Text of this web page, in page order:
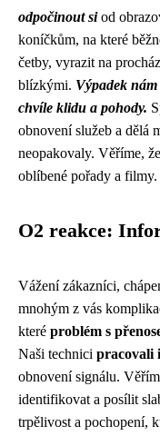
odpočinout siod
koníčkům, na které
četby, vyrazit na
blízkými. Výpadek
chvíle klidu a pohody.
obnovení služeb a dělá
neopakovaly. Věříme,
oblíbené pořady a filmy.
O2 reakce:
Vážení zákazníci,
mnohým z vás
které problém s
Naši technici pracovali
obnovení signálu.
identifikovat a posílit
trpělivost a pochopení,